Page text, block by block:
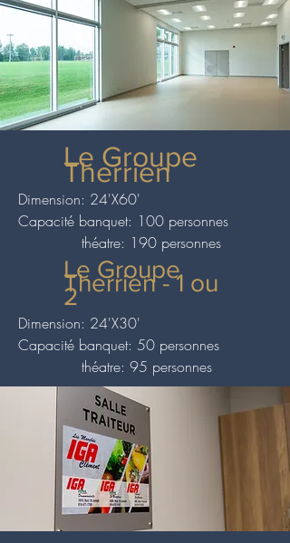
Le Groupe
Therrien
Dimension: 24'X60'
Capacité banquet: 100 personnes
théatre: 190 personnes
Le Groupe
Therrien - 1 ou
2
Dimension: 24'X30'
Capacité banquet: 50 personnes
théatre: 95 personnes